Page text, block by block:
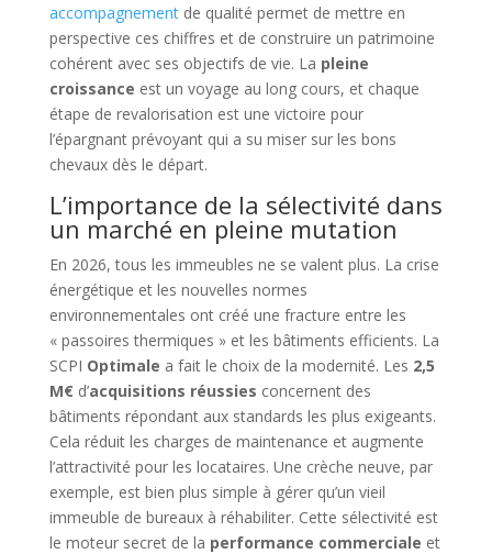
accompagnementde qualité permet de mettre en
perspective ces chiffres et de construire un patrimoine
cohérent avec ses objectifs de vie. La pleine
croissance est un voyage au long cours, et chaque
étape de revalorisation est une victoire pour
l’épargnant prévoyant qui a su miser sur les bons
chevaux dès le départ.
L’importance de la sélectivité dans
un marché en pleine mutation
En 2026, tous les immeubles ne se valent plus. La crise
énergétique et les nouvelles normes
environnementales ont créé une fracture entre les
« passoires thermiques » et les bâtiments efficients. La
SCPI Optimale a fait le choix de la modernité. Les 2,5
M€d’acquisitions réussies concernent des
bâtiments répondant aux standards les plus exigeants.
Cela réduit les charges de maintenance et augmente
l’attractivité pour les locataires. Une crèche neuve, par
exemple, est bien plus simple à gérer qu’un vieil
immeuble de bureaux à réhabiliter. Cette sélectivité est
le moteur secret de la performance commerciale et